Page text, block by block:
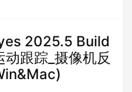
2025.5 Build
跟踪_摄像机反